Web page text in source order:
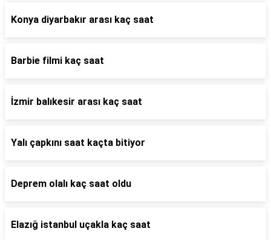
Konya diyarbakır arası kaç saat
Barbie filmi kaç saat
İzmir balıkesir arası kaç saat
Yalı çapkını saat kaçta bitiyor
Deprem olalı kaç saat oldu
Elazığ istanbul uçakla kaç saat